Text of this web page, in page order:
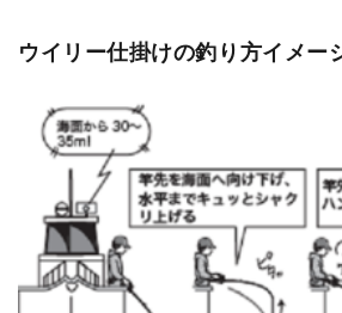
ウイリー仕掛けの釣り方イメー